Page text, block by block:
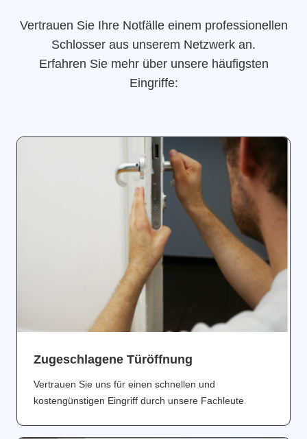
Vertrauen Sie Ihre Notfälle einem professionellen
Schlosser aus unserem Netzwerk an.
Erfahren Sie mehr über unsere häufigsten
Eingriffe:
Zugeschlagene Türöffnung
Vertrauen Sie uns für einen schnellen und
kostengünstigen Eingriff durch unsere Fachleute